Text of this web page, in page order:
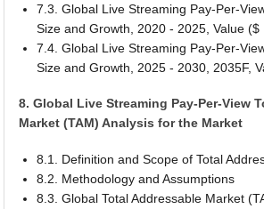
7.3. Global Live Streaming Pay-Per-
Size and Growth, 2020 - 2025, Value ($
7.4. Global Live Streaming Pay-Per-
Size and Growth, 2025 - 2030, 2035F,
8. Global Live Streaming Pay-Per-View
Market (TAM) Analysis for the Market
8.1. Definition and Scope of Total
8.2. Methodology and Assumptions
8.3. Global Total Addressable Market